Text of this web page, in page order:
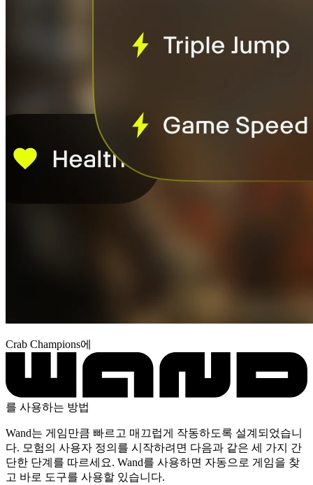
Crab Champions에
를 사용하는 방법
Wand는 게임만큼 빠르고 매끄럽게 작동하도록 설계되었습니
다. 모험의 사용자 정의를 시작하려면 다음과 같은 세 가지 간
단한 단계를 따르세요. Wand를 사용하면 자동으로 게임을 찾
고 바로 도구를 사용할 있습니다.